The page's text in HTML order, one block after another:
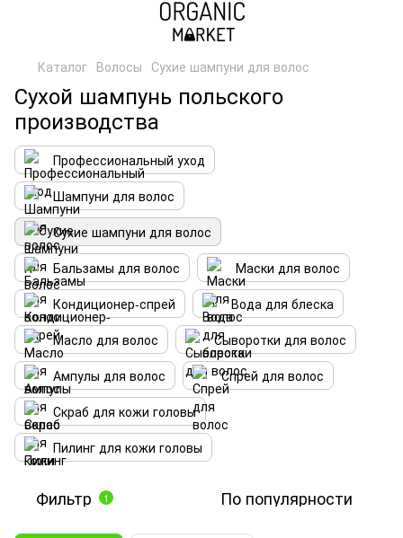
Каталог Волосы Сухие шампуни для волос
Сухой шампунь польского
производства
Профессиональный уход
Шампуни для волос
Сухие шампуни для волос
Бальзамы для волос
Маски для волос
Кондиционер-спрей
Вода для блеска
Масло для волос
Сыворотки для волос
Ампулы для волос
Спрей для волос
Скраб для кожи головы
Пилинг для кожи головы
Фильтр 1 По популярности